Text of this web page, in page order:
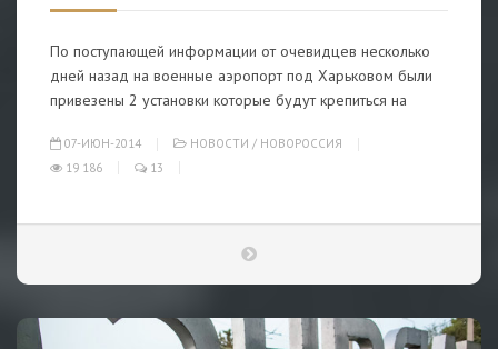
По поступающей информации от очевидцев несколько
дней назад на военные аэропорт под Харьковом были
привезены 2 установки которые будут крепиться на
07-ИЮН-2014 НОВОСТИ / НОВОРОССИЯ
19 186
13